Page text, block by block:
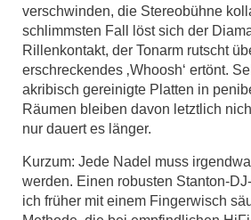
verschwinden, die Stereobühne
schlimmsten Fall löst sich der
Rillenkontakt, der Tonarm rutscht
erschreckendes ‚Whoosh‘ ertönt.
akribisch gereinigte Platten in
Räumen bleiben davon letztlich
nur dauert es länger.
Kurzum: Jede Nadel muss
werden. Einen robusten Stanton-
ich früher mit einem Fingerwisch